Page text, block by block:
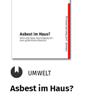
UMWELT
Asbest im Haus?